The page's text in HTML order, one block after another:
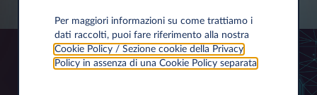
Per maggiori informazioni su come trattiamo i
dati raccolti, puoi fare riferimento alla nostra
Cookie Policy / Sezione cookie della Privacy
Policy in assenza di una Cookie Policy separata